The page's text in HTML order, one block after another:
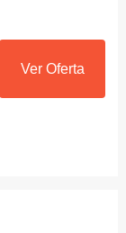
Ver Oferta